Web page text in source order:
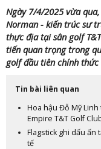
Ngày 7/4/2025 vừa
Norman - kiến trúc sư
thực địa tại sân golf
tiến quan trọng trong
golf đầu tiên chính thức
Tin bài liên quan
Hoa hậu Đỗ Mỹ
Empire T&T Golf
Flagstick ghi dấu ấn
tế